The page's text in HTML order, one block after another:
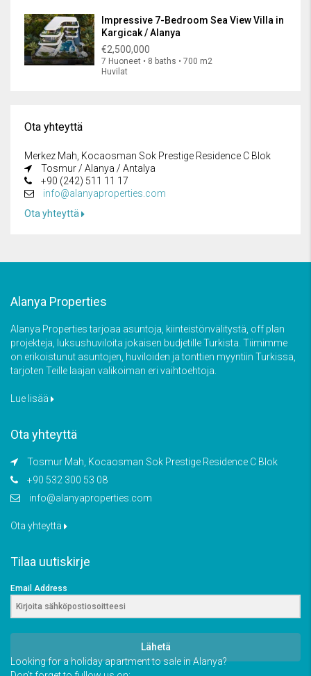
Impressive 7-Bedroom Sea View Villa in
Kargicak / Alanya
€2,500,000
7 Huoneet • 8 baths • 700 m2
Huvilat
Ota yhteyttä
Merkez Mah, Kocaosman Sok Prestige Residence C Blok
Tosmur / Alanya / Antalya
+90 (242) 511 11 17
info@alanyaproperties.com
Ota yhteyttä
Alanya Properties
Alanya Properties tarjoaa asuntoja, kiinteistönvälitystä, off plan
projekteja, luksushuviloita jokaisen budjetille Turkista. Tiimimme
on erikoistunut asuntojen, huviloiden ja tonttien myyntiin Turkissa,
tarjoten Teille laajan valikoiman eri vaihtoehtoja.
Lue lisää
Ota yhteyttä
Tosmur Mah, Kocaosman Sok Prestige Residence C Blok
+90 532 300 53 08
info@alanyaproperties.com
Ota yhteyttä
Tilaa uutiskirje
Email Address
Lähetä
Looking for a holiday apartment to sale in Alanya?